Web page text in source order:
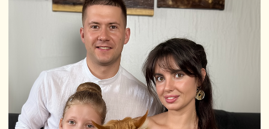
Производство
SCANDYJ